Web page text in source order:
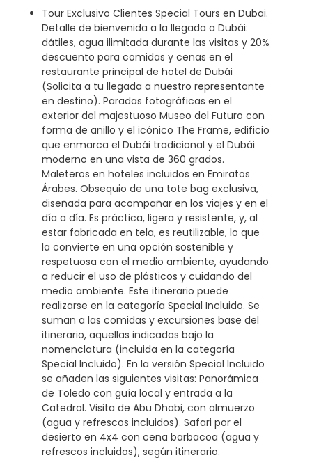
Tour Exclusivo Clientes Special Tours en Dubai.
Detalle de bienvenida a la llegada a Dubái:
dátiles, agua ilimitada durante las visitas y 20%
descuento para comidas y cenas en el
restaurante principal de hotel de Dubái
(Solicita a tu llegada a nuestro representante
en destino). Paradas fotográficas en el
exterior del majestuoso Museo del Futuro con
forma de anillo y el icónico The Frame, edificio
que enmarca el Dubái tradicional y el Dubái
moderno en una vista de 360 grados.
Maleteros en hoteles incluidos en Emiratos
Árabes. Obsequio de una tote bag exclusiva,
diseñada para acompañar en los viajes y en el
día a día. Es práctica, ligera y resistente, y, al
estar fabricada en tela, es reutilizable, lo que
la convierte en una opción sostenible y
respetuosa con el medio ambiente, ayudando
a reducir el uso de plásticos y cuidando del
medio ambiente. Este itinerario puede
realizarse en la categoría Special Incluido. Se
suman a las comidas y excursiones base del
itinerario, aquellas indicadas bajo la
nomenclatura (incluida en la categoría
Special Incluido). En la versión Special Incluido
se añaden las siguientes visitas: Panorámica
de Toledo con guía local y entrada a la
Catedral. Visita de Abu Dhabi, con almuerzo
(agua y refrescos incluidos). Safari por el
desierto en 4x4 con cena barbacoa (agua y
refrescos incluidos), según itinerario.